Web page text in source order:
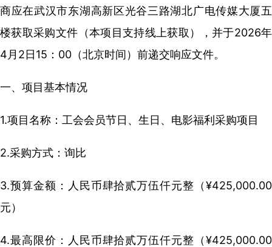
商应在武汉市东湖高新区光谷三路湖北广电传媒大厦五
楼获取采购文件（本项目支持线上获取），并于2026年
4月2日15：00（北京时间）前递交响应文件。
一、项目基本情况
1.项目名称：工会会员节日、生日、电影福利采购项目
2.采购方式：询比
3.预算金额：人民币肆拾贰万伍仟元整（¥425,000.00
元）
4.最高限价：人民币肆拾贰万伍仟元整（¥425,000.00